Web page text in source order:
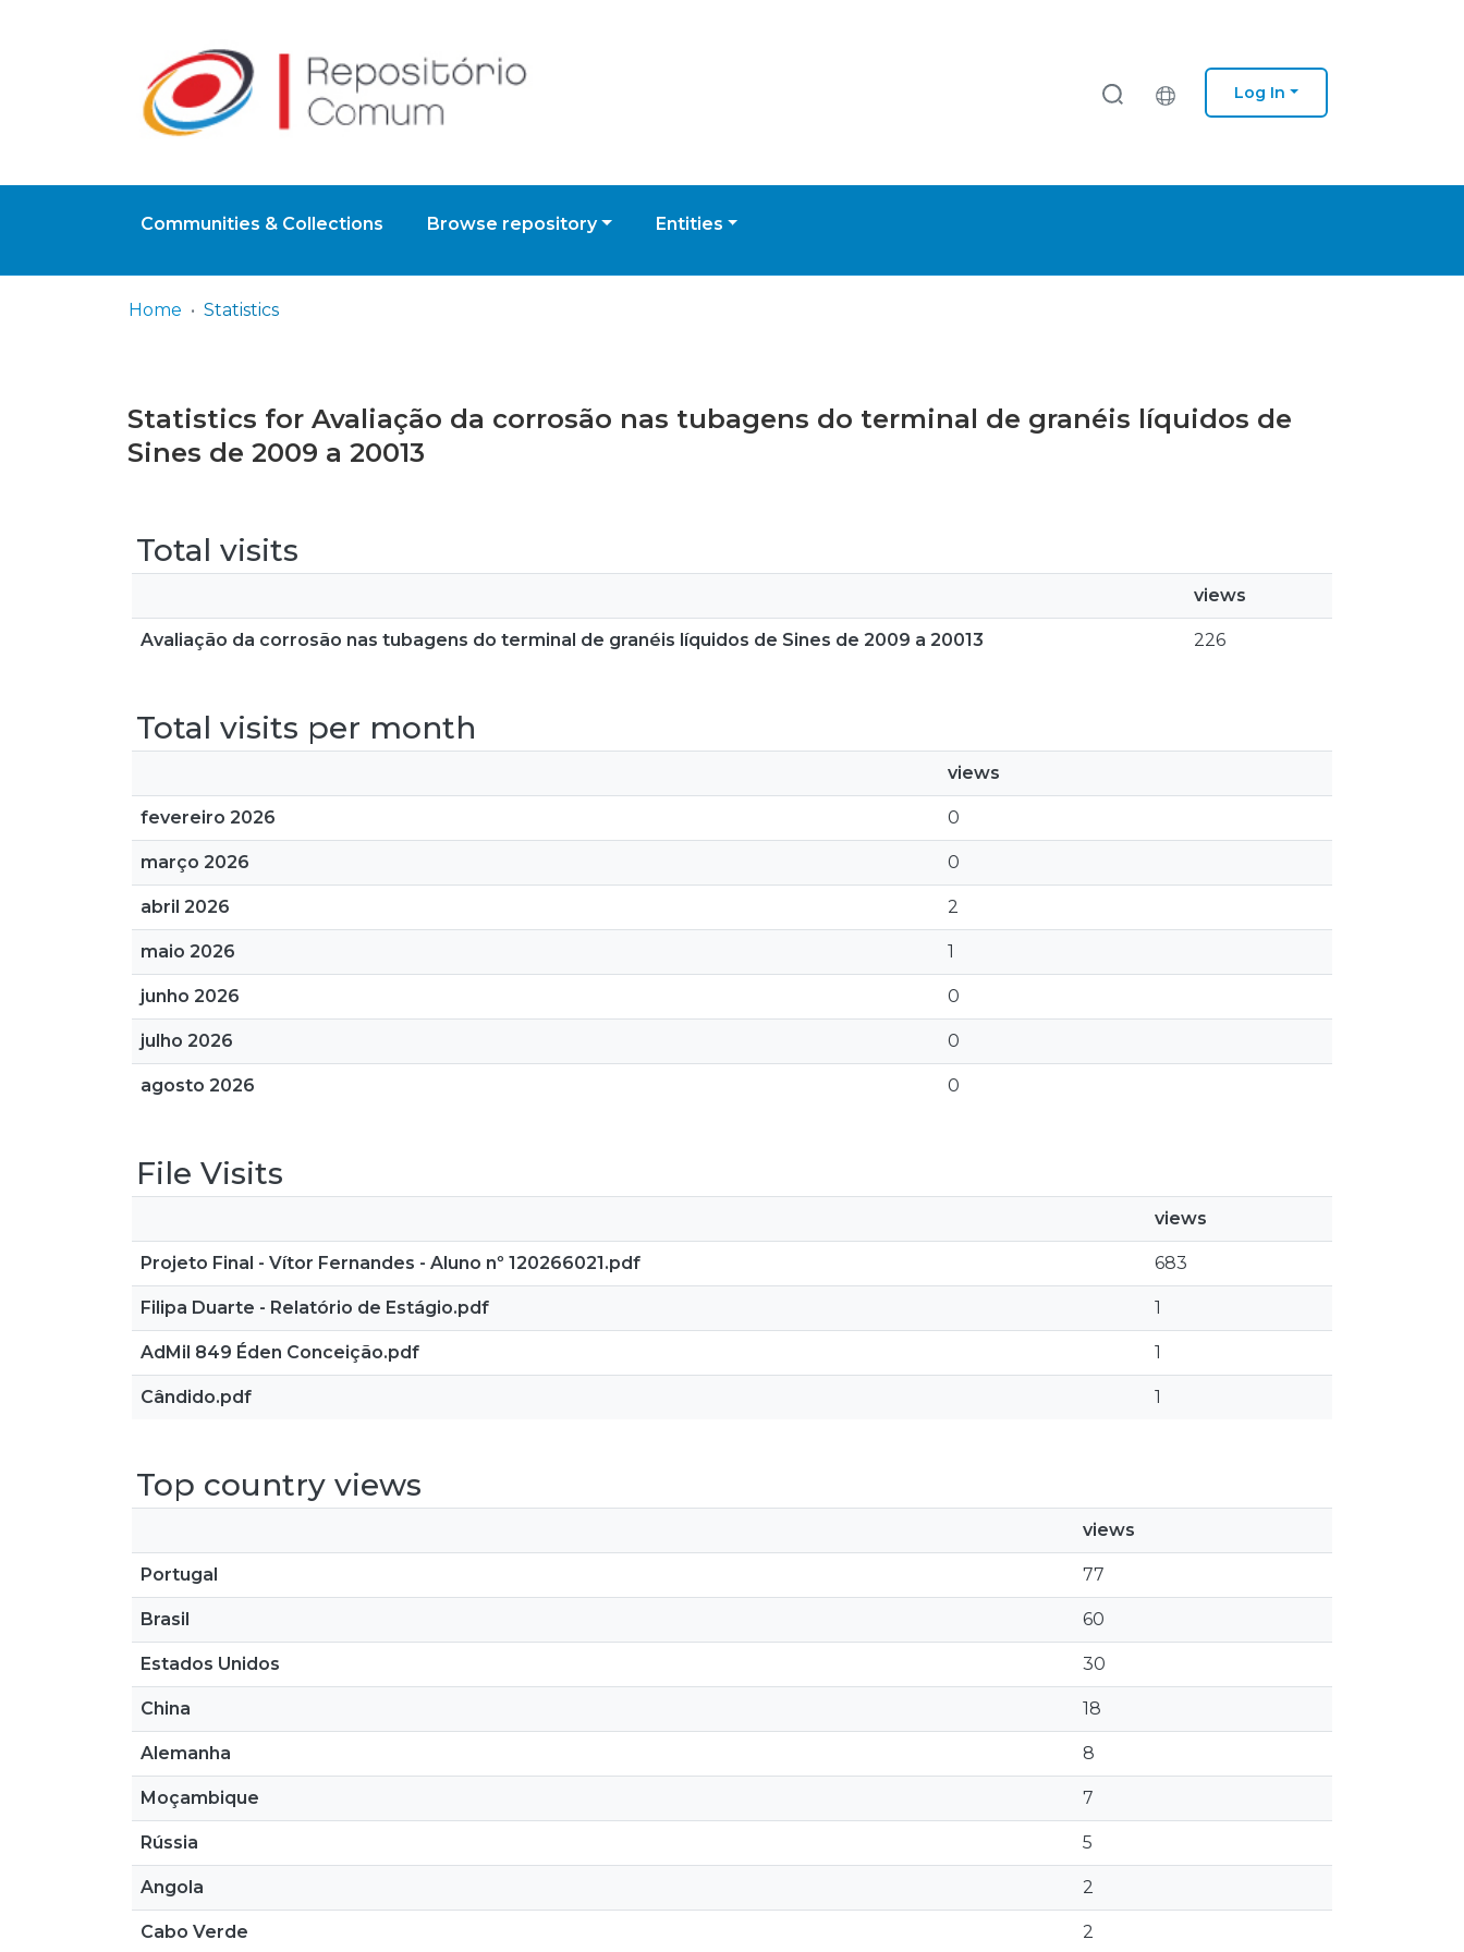
Log In
Communities & Collections Browse repository Entities
Home Statistics
Statistics for Avaliação da corrosão nas tubagens do terminal de granéis líquidos de
Sines de 2009 a 20013
Total visits
views
Avaliação da corrosão nas tubagens do terminal de granéis líquidos de Sines de 2009 a 20013 226
Total visits per month
views
fevereiro 2026 0
março 2026 0
abril 2026 2
maio 2026 1
junho 2026 0
julho 2026 0
agosto 2026 0
File Visits
views
Projeto Final - Vítor Fernandes - Aluno nº 120266021.pdf 683
Filipa Duarte - Relatório de Estágio.pdf 1
AdMil 849 Éden Conceição.pdf 1
Cândido.pdf 1
Top country views
views
Portugal 77
Brasil 60
Estados Unidos 30
China 18
Alemanha 8
Moçambique 7
Rússia 5
Angola 2
Cabo Verde 2